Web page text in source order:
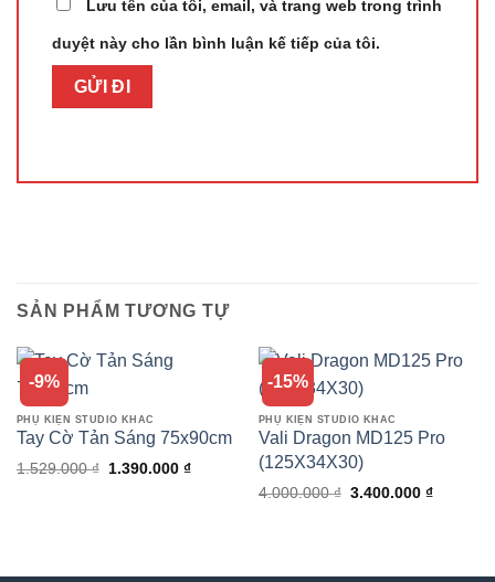
Lưu tên của tôi, email, và trang web trong trình
duyệt này cho lần bình luận kế tiếp của tôi.
SẢN PHẨM TƯƠNG TỰ
-9%
PHỤ KIỆN STUDIO KHÁC
Tay Cờ Tản Sáng 75x90cm
1.529.000₫
Giá
1.390.000 ₫Giá
-15%
PHỤ KIỆN STUDIO KHÁC
Vali Dragon MD125 Pro
(125X34X30)
4.000.000₫ Giá
3.400.000 ₫Giá